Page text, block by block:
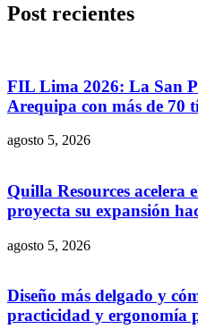
Post recientes
FIL Lima 2026: La San
Arequipa con más de 70
agosto 5, 2026
Quilla Resources acelera
proyecta su expansión
agosto 5, 2026
Diseño más delgado y
practicidad y ergonomía